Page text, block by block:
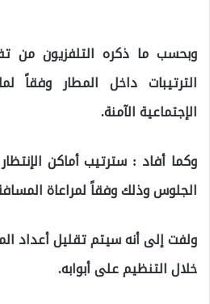
وبحسب ما ذكره التلفزيون من
الترتيبات داخل المطار وفقاً
الإجتماعية الآمنة.
وكما أفاد : سترتيب أماكن
الجلوس وذلك وفقاً لمراعاة
ولفت إلى أنه سيتم تقليل أعداد
خلال التنظيم على أبوابه.